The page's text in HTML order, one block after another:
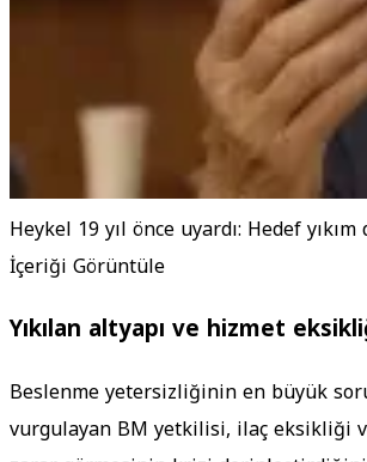
Heykel 19 yıl önce uyardı: Hedef
İçeriği Görüntüle
Yıkılan altyapı ve hizmet
Beslenme yetersizliğinin en büyük
vurgulayan BM yetkilisi, ilaç eksikliği